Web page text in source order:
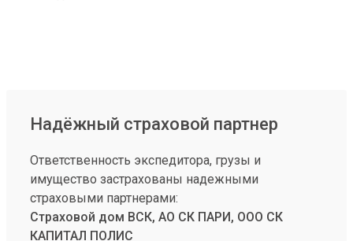
Надёжный страховой партнер
Ответственность экспедитора, грузы и
имущество застрахованы надежными
страховыми партнерами:
Страховой дом ВСК, АО СК ПАРИ, ООО СК
КАПИТАЛ ПОЛИС